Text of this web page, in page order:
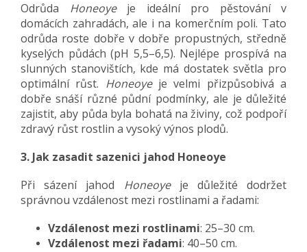
Odrůda Honeoyeje ideální pro pěstování v
domácích zahradách, ale i na komerčním poli. Tato
odrůda roste dobře v dobře propustných, středně
kyselých půdách (pH 5,5–6,5). Nejlépe prospívá na
slunných stanovištích, kde má dostatek světla pro
optimální růst. Honeoyeje velmi přizpůsobivá a
dobře snáší různé půdní podmínky, ale je důležité
zajistit, aby půda byla bohatá na živiny, což podpoří
zdravý růst rostlin a vysoký výnos plodů.
3. Jak zasadit sazenici jahod Honeoye
Při sázení jahod Honeoyeje důležité dodržet
správnou vzdálenost mezi rostlinami a řadami:
Vzdálenost mezi rostlinami: 25–30 cm.
Vzdálenost mezi řadami: 40–50 cm.